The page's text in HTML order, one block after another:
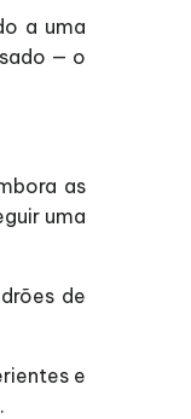
a uma
— o
as
uma
de
e